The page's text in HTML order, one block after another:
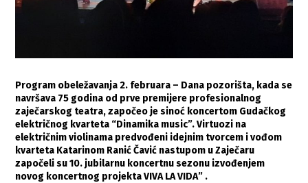
Program obeležavanja 2. februara – Dana pozorišta, kada se
navršava 75 godina od prve premijere profesionalnog
zaječarskog teatra, započeo je sinoć koncertom Gudačkog
električnog kvarteta “Dinamika music”. Virtuozi na
električnim violinama predvođeni idejnim tvorcem i vođom
kvarteta Katarinom Ranić Čavić nastupom u Zaječaru
započeli su 10. jubilarnu koncertnu sezonu izvođenjem
novog koncertnog projekta VIVA LA VIDA” .